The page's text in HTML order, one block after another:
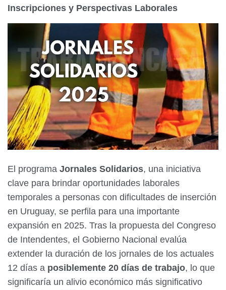
Inscripciones y Perspectivas Laborales
El programa Jornales Solidarios, una iniciativa
clave para brindar oportunidades laborales
temporales a personas con dificultades de inserción
en Uruguay, se perfila para una importante
expansión en 2025. Tras la propuesta del Congreso
de Intendentes, el Gobierno Nacional evalúa
extender la duración de los jornales de los actuales
12 días a posiblemente 20 días de trabajo, lo que
significaría un alivio económico más significativo